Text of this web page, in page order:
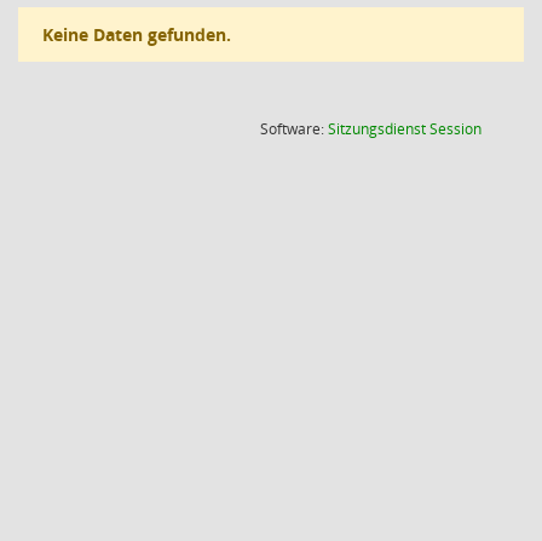
Keine Daten gefunden.
Software:SitzungsdienstSession(Wird in